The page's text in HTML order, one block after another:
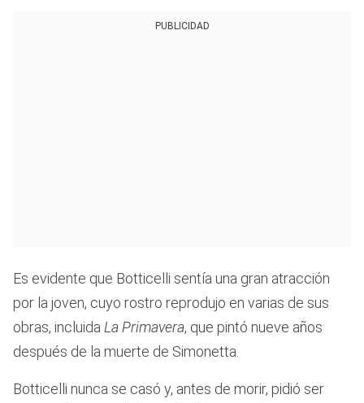
PUBLICIDAD
Es evidente que Botticelli sentía una gran atracción
por la joven, cuyo rostro reprodujo en varias de sus
obras, incluida La Primavera, que pintó nueve años
después de la muerte de Simonetta.
Botticelli nunca se casó y, antes de morir, pidió ser